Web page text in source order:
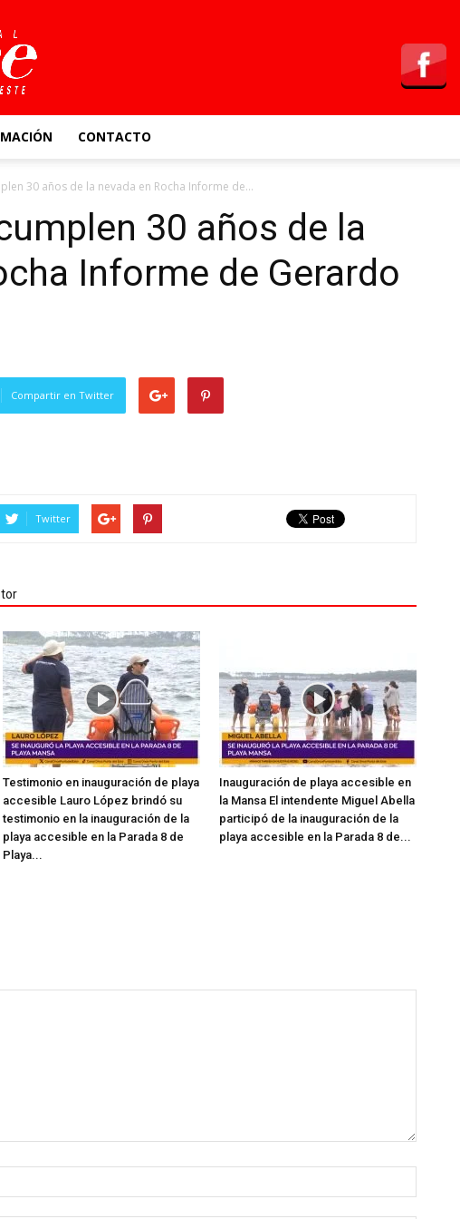
CONTACTO
30 años de la nevada en Rocha Informe de...
30 años de la
Informe de Gerardo
Compartir en Twitter
Twitter
Testimonio en inauguración de playa
accesible Lauro López brindó su
testimonio en la inauguración de la
playa accesible en la Parada 8 de
Playa...
Inauguración de playa accesible en
la Mansa El intendente Miguel Abella
participó de la inauguración de la
playa accesible en la Parada 8 de...